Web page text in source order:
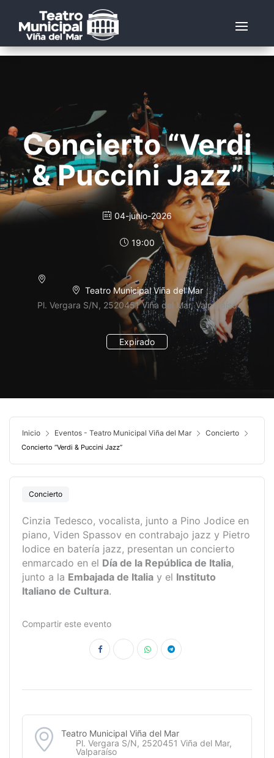
Concierto “Verdi
& Puccini Jazz”
04-junio-2026
Expirado
19:00
Teatro Municipal Viña del Mar
Pl. Vergara S/N, 2520451 Viña del Mar, Valparaíso
Inicio Eventos - Teatro Municipal Viña del Mar Concierto
Concierto “Verdi & Puccini Jazz”
Concierto
Cinzia Tedesco, vocalista, junto a Pino Jodice en
piano, Viden Spassov en contrabajo jazz y Pietro
Iodice en batería jazz, presentan un concierto
enmarcado en el Día de la República de Italia,
junto a la Embajada de Italia y el Instituto
Italiano de Cultura.
Compartir este evento
Teatro Municipal Viña del Mar
Pl. Vergara S/N, 2520451 Viña del Mar,
Valparaíso